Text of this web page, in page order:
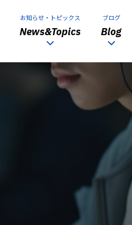
お知らせ・トピックス
News&Topics
ブログ
Blog